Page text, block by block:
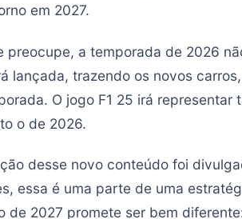
em 2027.
preocupe, a temporada de 2026
lançada, trazendo os novos
O jogo F1 25 irá
o de 2026.
desse novo conteúdo foi
essa é uma parte de uma
de 2027 promete ser bem